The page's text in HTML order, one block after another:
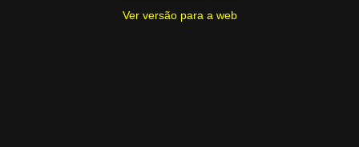
Ver versão para a web